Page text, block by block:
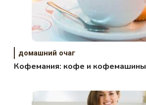
домашний очаг
Кофемания: кофе и кофемашины